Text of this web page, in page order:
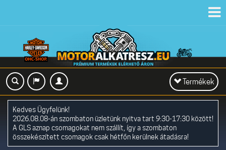
Toggle
navigation
Termékek
Kedves Ügyfelünk!
2026.08.08-án szombaton üzletünk nyitva tart 9:30-17:30 között!
A GLS aznap csomagokat nem szállít, így a szombaton
összekészített csomagok csak hétfőn kerülnek átadásra!